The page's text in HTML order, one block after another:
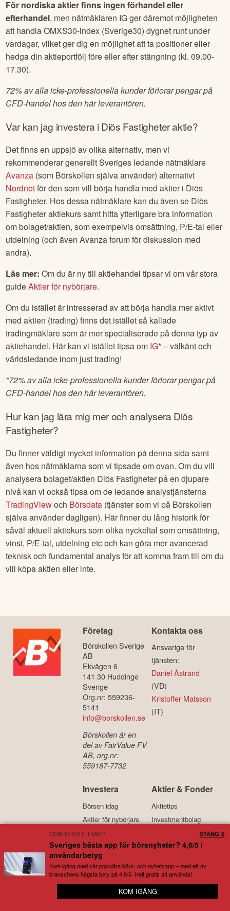
än 70 stora amerikanska aktier under både förhandeln och
efterhandeln.
För nordiska aktier finns ingen förhandel eller
efterhandel, men nätmäklaren IG ger däremot möjligheten
att handla OMXS30-index (Sverige30) dygnet runt under
hedga din aktieportfölj före eller efter stängning (kl. 09.00-
17.30).
72% av alla icke-professionella kunder förlorar pengar på
Var kan jag investera iDiös Fastigheteraktie?
Det finns en uppsjö av olika alternativ, men vi
rekommenderar generellt Sveriges ledande nätmäklare
Avanza(som Börskollen själva använder) alternativt
Nordnetför den som vill börja handla med aktier iDiös
Fastigheter. Hos dessa nätmäklare kan du även seDiös
Fastigheter
utdelning (och även Avanza forum för diskussion med
andra).
Läs mer:Om du är ny till aktiehandel tipsar vi om vår stora
guideAktier för nybörjare.
Om du istället är intresserad av att börja handla mer aktivt
med aktien (trading) finns det istället så kallade
aktiehandel. Här kan vi istället tipsa omIG* – välkänt och
världsledande inom just trading!
*72% av alla icke-professionella kunder förlorar pengar på
CFD-handel hos den här leverantören.
Hur kan jag lära mig mer och analyseraDiös
Fastigheter?
Du finner väldigt mycket information på denna sida samt
även hos nätmäklarna som vi tipsade om ovan. Om du vill
analysera bolaget/aktienDiös Fastigheterpå en djupare
nivå kan vi också tipsa om de ledande analystjänsterna
TradingView ochBörsdata(tjänster som vi på Börskollen
själva använder dagligen). Här finner du lång historik för
såväl aktuell aktiekurs som olika nyckeltal som omsättning,
Företag
Börskollen Sverige
AB
Ekvägen 6
141 30 Huddinge
Sverige
Org.nr: 559236-
5141
info@borskollen.se
Börskollen är en
AB, org.nr:
559187-7732
Kontakta oss
Ansvariga för
tjänsten:
Daniel Åstrand
Investera
Börsen idag
Aktier för nybörjare
Fonder för nybörjare
Ränta på ränta
Aktier & Fonder
Aktietips
Fondrobotar
Bästa fonderna
🚀 Missa inte en riktskursändring eller analys
GRATIS NYHETSAPP
Sveriges bästa app för börsnyheter? 4,6/5 i
användarbetyg
Kom igång med vår populära börs- och nyhetsapp – med ett av
branschens högsta bety på 4,6/5. Helt gratis att använda!
KOM IGÅNG
STÄNG X